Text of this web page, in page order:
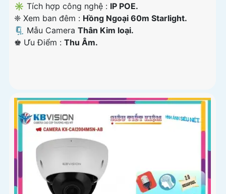
✳️ Tích hợp công nghệ : IP POE.
❈ Xem ban đêm : Hồng Ngoại 60m Starlight.
🗜️ Mẫu Camera Thân Kim loại.
️♚ Ưu Điểm : Thu Âm.